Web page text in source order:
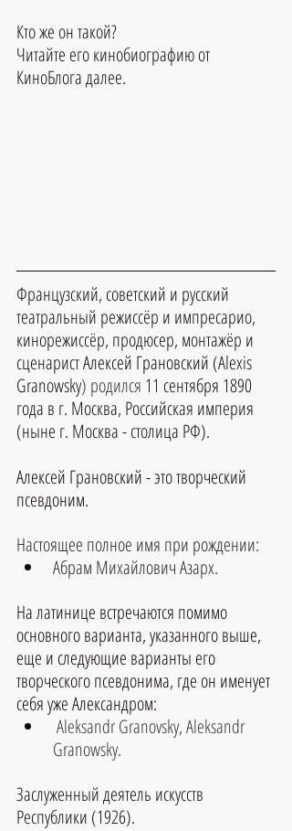
Кто же он такой?
Читайте его кинобиографию от
КиноБлога далее.
Французский, советский и русский
театральный режиссёр и импресарио,
кинорежиссёр, продюсер, монтажёр и
сценарист Алексей Грановский (Alexis
Granowsky) родился 11 сентября 1890
года в г. Москва, Российская империя
(ныне г. Москва - столица РФ).
Алексей Грановский - это творческий
псевдоним.
Настоящее полное имя при рождении:
Абрам Михайлович Азарх.
На латинице встречаются помимо
основного варианта, указанного выше,
еще и следующие варианты его
творческого псевдонима, где он именует
себя уже Александром:
Aleksandr Granovsky, Aleksandr
Granowsky.
Заслуженный деятель искусств
Республики (1926).